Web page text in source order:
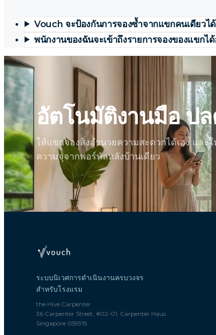
Vouch จะป้องกันการจองซ้ำจากแขกคนเดียวไ
พนักงานของฉันจะเข้าถึงรายการจองของแขกได้
อัตโนมัติงานมือ ป
ให้แขกจองสิ่งอำนวยความสะดวกได้เอง และ
ความจุจากพอร์ทัลหลังบ้านเดียว
ระบบนิเวศการดำเนินงานครบวงจร
สำหรับโรงแรม
the Hive Carpenter
36 Carpenter Street, #02-01, Carpenter Haus
Singapore 059915